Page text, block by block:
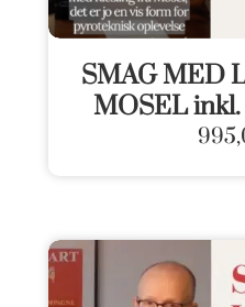
SMAG MED
MOSEL